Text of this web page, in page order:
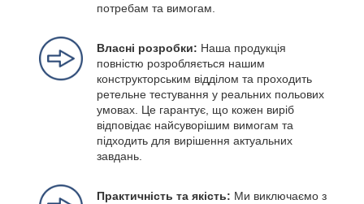
потребам та вимогам.
Власні розробки: Наша продукція
повністю розробляється нашим
конструкторським відділом та проходить
ретельне тестування у реальних польових
умовах. Це гарантує, що кожен виріб
відповідає найсуворішим вимогам та
підходить для вирішення актуальних
завдань.
Практичність та якість: Ми виключаємо з